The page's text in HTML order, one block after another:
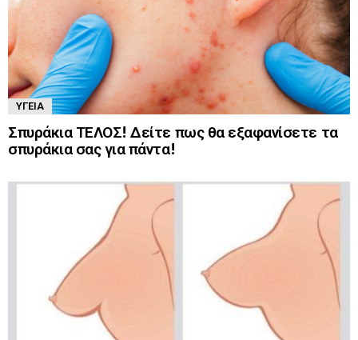
ΥΓΕΊΑ
Σπυράκια ΤΕΛΟΣ! Δείτε πως θα εξαφανίσετε τα
σπυράκια σας για πάντα!